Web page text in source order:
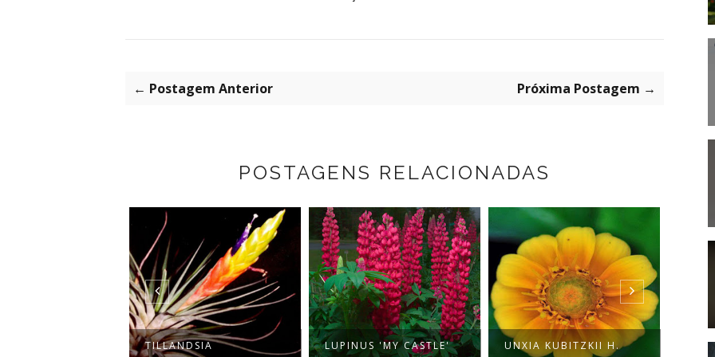
← Postagem Anterior Próxima Postagem →
POSTAGENS RELACIONADAS
TILLANDSIA
LUPINUS 'MY CASTLE'
UNXIA KUBITZKII H.